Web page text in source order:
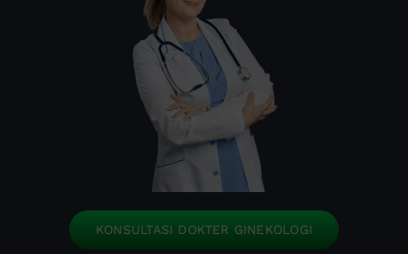
KONSULTASI DOKTER GINEKOLOGI